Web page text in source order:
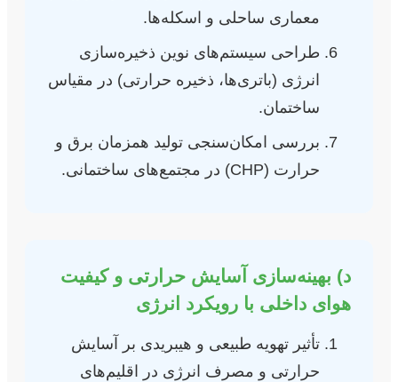
معماری ساحلی و اسکله‌ها.
طراحی سیستم‌های نوین ذخیره‌سازی
انرژی (باتری‌ها، ذخیره حرارتی) در مقیاس
ساختمان.
بررسی امکان‌سنجی تولید همزمان برق و
حرارت (CHP) در مجتمع‌های ساختمانی.
د) بهینه‌سازی آسایش حرارتی و کیفیت
هوای داخلی با رویکرد انرژی
تأثیر تهویه طبیعی و هیبریدی بر آسایش
حرارتی و مصرف انرژی در اقلیم‌های